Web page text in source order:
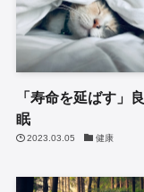
「寿命を延ばす」
眠
2023.03.05 健康